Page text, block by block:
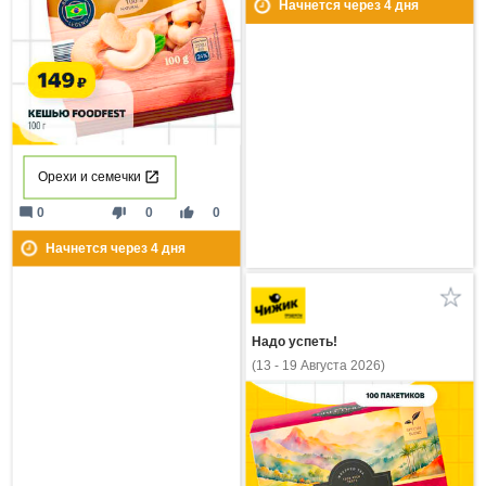
Начнется через 4дня
Орехи и семечки
thumb_down 0 thumb_up 0
mode_comment 0
Начнется через 4дня
Надо успеть!
(13 - 19 Августа 2026)